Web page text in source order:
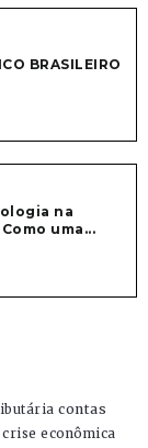
BRASILEIRO
na
uma...
contas
crise econômica